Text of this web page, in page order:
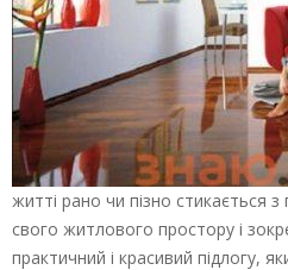
житті рано чи пізно стикається
свого житлового простору і
практичний і красивий підлогу,